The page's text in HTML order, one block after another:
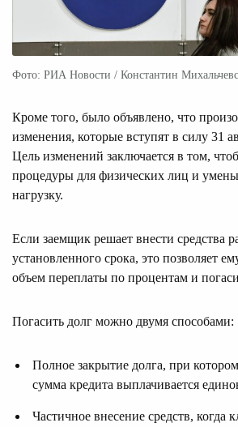
Фото: РИА Новости / Константин
Кроме того, было объявлено, что
изменения, которые вступят в силу 31
Цель изменений заключается в том,
процедуры для физических лиц и
нагрузку.
Если заемщик решает внести средства
установленного срока, это позволяет
объем переплаты по процентам и
Погасить долг можно двумя способами:
Полное закрытие долга, при
сумма кредита выплачивается
Частичное внесение средств, когда